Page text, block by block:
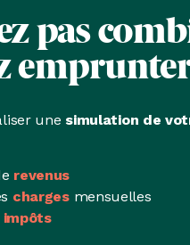
pas
une simulation de
revenus
chargesmensuelles
impôts